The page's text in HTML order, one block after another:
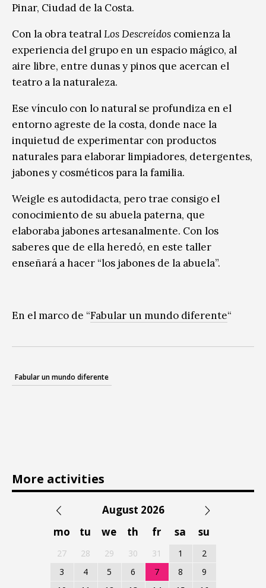
Pinar, Ciudad de la Costa.
Con la obra teatralLos Descreídos comienza la
experiencia del grupo en un espacio mágico, al
aire libre, entre dunas y pinos que acercan el
teatro a la naturaleza.
Ese vínculo con lo natural se profundiza en el
entorno agreste de la costa, donde nace la
inquietud de experimentar con productos
naturales para elaborar limpiadores, detergentes,
jabones y cosméticos para la familia.
Weigle es autodidacta, pero trae consigo el
conocimiento de su abuela paterna, que
elaboraba jabones artesanalmente. Con los
saberes que de ella heredó, en este taller
enseñará a hacer “los jabones de la abuela”.
En el marco de “Fabular un mundo diferente“
Fabular un mundo diferente
More activities
August 2026
mo
tu we th fr sa su
27 28 29 30 31 1
2
3
4 5 6 7 8
9